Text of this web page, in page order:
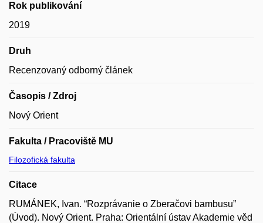
Rok publikování
2019
Druh
Recenzovaný odborný článek
Časopis / Zdroj
Nový Orient
Fakulta / Pracoviště MU
Filozofická fakulta
Citace
RUMÁNEK, Ivan. “Rozprávanie o Zberačovi bambusu”
(Úvod). Nový Orient. Praha: Orientální ústav Akademie věd